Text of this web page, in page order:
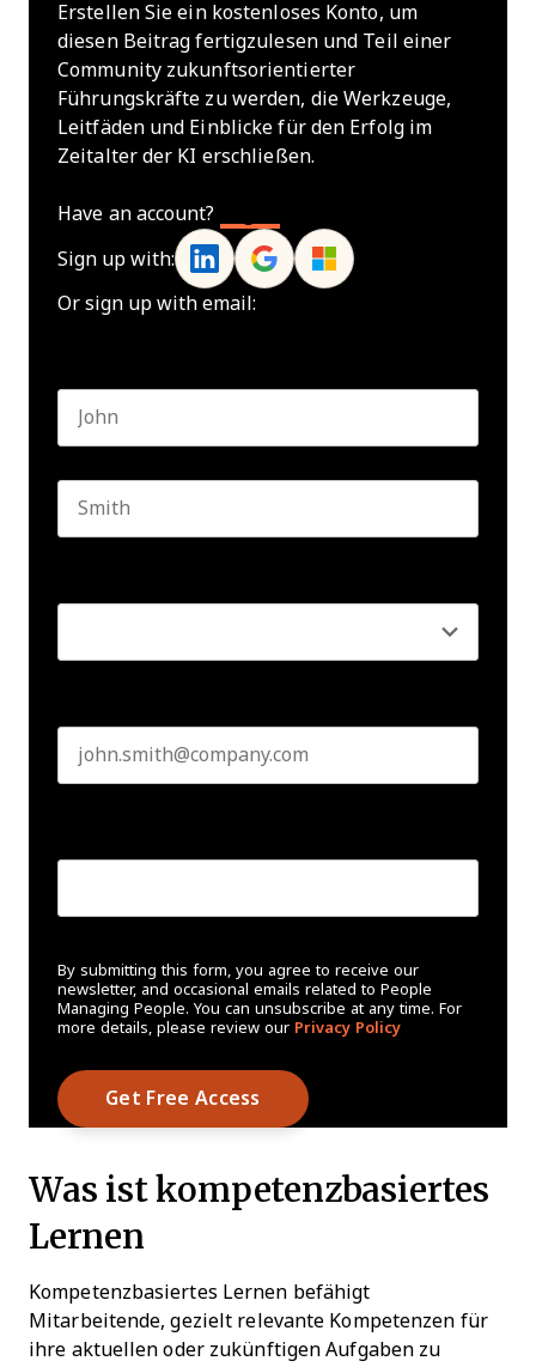
Erstellen Sie ein kostenloses Konto, um
diesen Beitrag fertigzulesen und Teil einer
Community zukunftsorientierter
Führungskräfte zu werden, die Werkzeuge,
Leitfäden und Einblicke für den Erfolg im
Zeitalter der KI erschließen.
Have an account?
Sign up with:
Or sign up with email:
By submitting this form, you agree to receive our
newsletter, and occasional emails related to People
Managing People. You can unsubscribe at any time. For
more details, please review our Privacy Policy
Was ist kompetenzbasiertes
Lernen
Kompetenzbasiertes Lernen befähigt
Mitarbeitende, gezielt relevante Kompetenzen für
ihre aktuellen oder zukünftigen Aufgaben zu